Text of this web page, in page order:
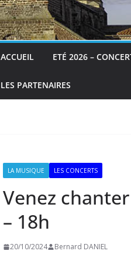
ACCUEIL ETÉ 2026 –
LES PARTENAIRES
LA MUSIQUE LES CONCERTS
Venez
– 18h
20/10/2024 Bernard DANIEL